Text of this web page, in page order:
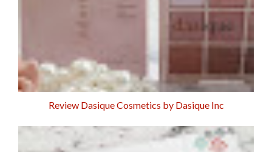
Review Dasique Cosmetics by Dasique Inc